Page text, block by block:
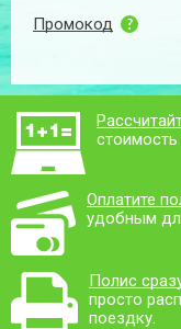
Промокод
Оплатите
удобным
Полис
просто
поездку.